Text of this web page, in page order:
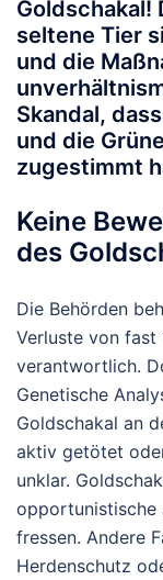
Goldschakal!
seltene Tier
und die
Skandal,
und die
zugestimmt
Keine
des
Die Behörden
Verluste von fast
verantwortlich.
Genetische
Goldschakal an
aktiv getötet
unklar.
opportunistische
fressen. Andere
Herdenschutz